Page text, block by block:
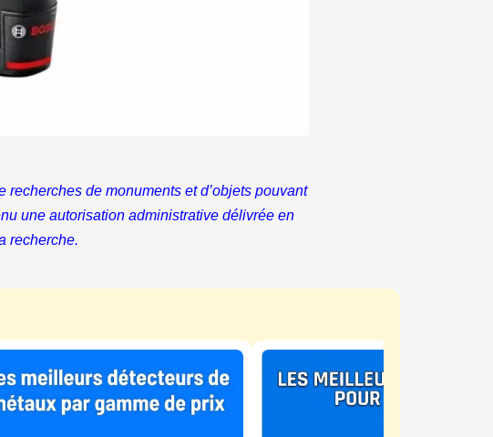
recherches de monuments et d’objets pouvant
une autorisation administrative délivrée en
recherche.